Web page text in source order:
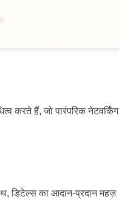
करते हैं, जो पारंपरिक नेटवर्किंग
डिटेल्स का आदान-प्रदान महज़